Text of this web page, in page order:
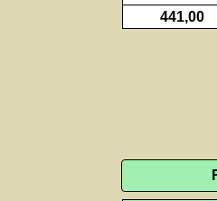
441,00